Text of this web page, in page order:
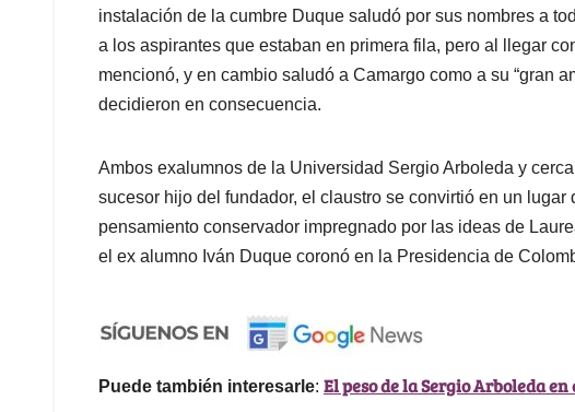
instalación de la cumbre Duque saludó por sus nombres a
a los aspirantes que estaban en primera fila, pero al llegar
mencionó, y en cambio saludó a Camargo como a su “gran
decidieron en consecuencia.
Ambos exalumnos de la Universidad Sergio Arboleda y
sucesor hijo del fundador, el claustro se convirtió en un lugar
pensamiento conservador impregnado por las ideas de
el ex alumno Iván Duque coronó en la Presidencia de
Puede también interesarle: El peso de la Sergio Arboleda